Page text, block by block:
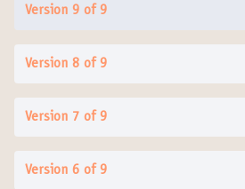
Version 9 of 9
Version 8 of 9
Version 7 of 9
Version 6 of 9